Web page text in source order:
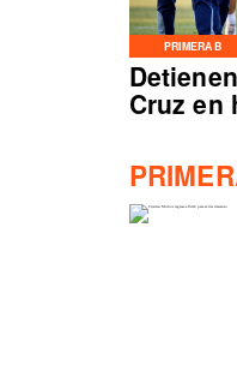
PRIMERA B
Cruz en